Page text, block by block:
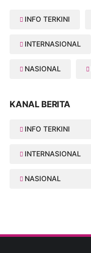
INFO TERKINI
INTERNASIONAL
NASIONAL
KANAL BERITA
INFO TERKINI
INTERNASIONAL
NASIONAL